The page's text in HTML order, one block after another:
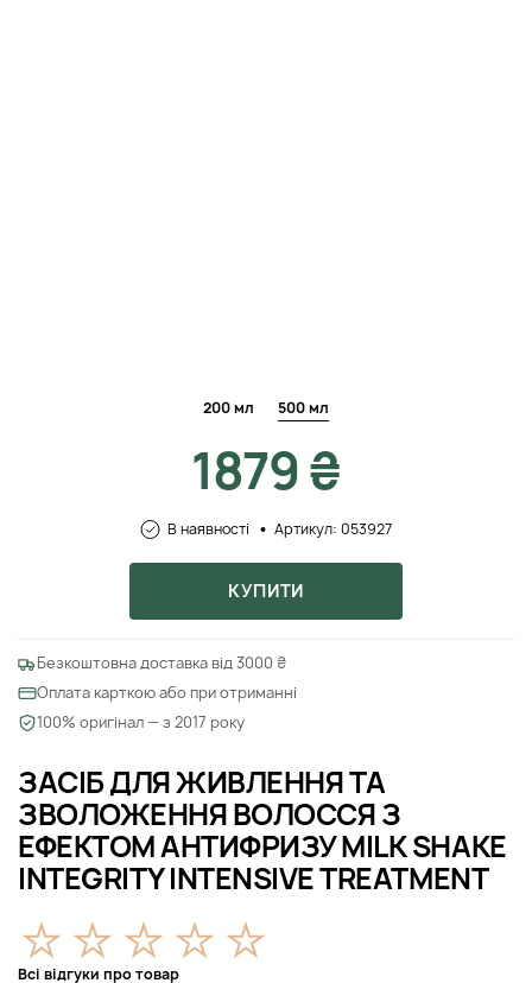
ЗАСІБ ДЛЯ ЖИВЛЕННЯ ТА
ЗВОЛОЖЕННЯ ВОЛОССЯ З
ЕФЕКТОМ АНТИФРИЗУ MILK SHAKE
INTEGRITY INTENSIVE TREATMENT
Всі відгуки про товар
200 мл 500 мл
1879 ₴
В наявності Артикул: 053927
КУПИТИ
Безкоштовна доставка від 3000 ₴
Оплата карткою або при отриманні
100% оригінал — з 2017 року